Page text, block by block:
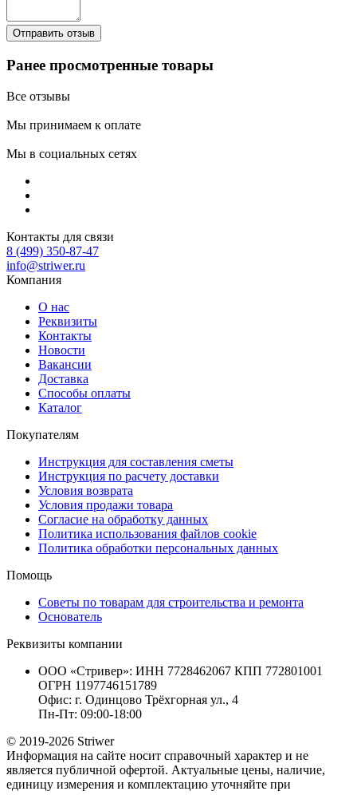
Ранее просмотренные товары
Все отзывы
Мы принимаем к оплате
Мы в социальных сетях
Контакты для связи
8 (499) 350-87-47
info@striwer.ru
Компания
О нас
Реквизиты
Контакты
Новости
Вакансии
Доставка
Способы оплаты
Каталог
Покупателям
Инструкция для составления сметы
Инструкция по расчету доставки
Условия возврата
Условия продажи товара
Согласие на обработку данных
Политика использования файлов cookie
Политика обработки персональных данных
Помощь
Советы по товарам для строительства и ремонта
Основатель
Реквизиты компании
ООО «Стривер»: ИНН 7728462067 КПП 772801001
ОГРН 1197746151789
Офис: г. Одинцово Трёхгорная ул., 4
Пн-Пт: 09:00-18:00
© 2019-2026 Striwer
Информация на сайте носит справочный характер и не
является публичной офертой. Актуальные цены, наличие,
единицу измерения и комплектацию уточняйте при